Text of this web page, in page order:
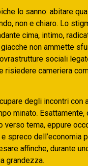
lo sanno: abitare
non e chiaro. Lo
cima, intimo,
non ammette
sociali
risiedere cameriera
degli incontri con
minato.
verso tema, eppure
spreco dell’economia
affinche, durante
grandezza.